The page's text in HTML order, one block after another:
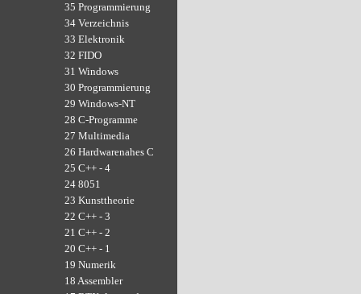
35 Programmierung
34 Verzeichnis
33 Elektronik
32 FIDO
31 Windows
30 Programmierung
29 Windows-NT
28 C-Programme
27 Multimedia
26 Hardwarenahes C
25 C++ - 4
24 8051
23 Kunsttheorie
22 C++ - 3
21 C++ - 2
20 C++ - 1
19 Numerik
18 Assembler